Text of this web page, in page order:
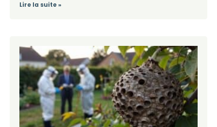
Lire la suite »